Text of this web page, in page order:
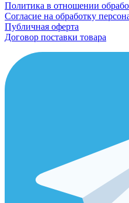
Политика в отношении
Согласие на обработку
Публичная оферта
Договор поставки товара